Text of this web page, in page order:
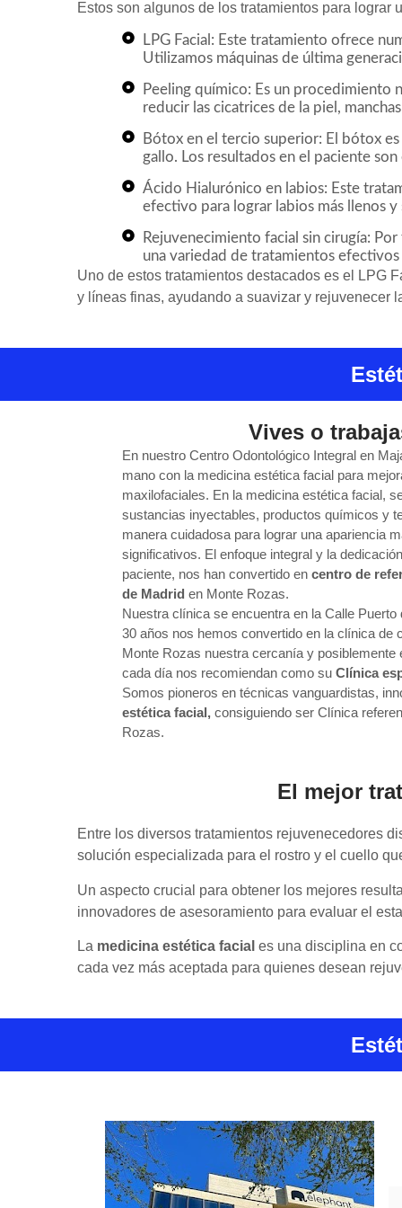
Estos son algunos de los tratamientos para lograr
LPG Facial: Este tratamiento ofrece
Utilizamos máquinas de última
Peeling químico: Es un procedimiento
reducir las cicatrices de la piel,
Bótox en el tercio superior: El bótox
gallo. Los resultados en el paciente
Ácido Hialurónico en labios: Este
efectivo para lograr labios más llenos y
Rejuvenecimiento facial sin cirugía:
una variedad de tratamientos
Uno de estos tratamientos destacados es el LPG
y líneas finas, ayudando a suavizar y rejuvenecer
Vives o
En nuestro Centro Odontológico Integral en
mano con la medicina estética facial para
maxilofaciales. En la medicina estética facial,
sustancias inyectables, productos químicos y
manera cuidadosa para lograr una apariencia
significativos. El enfoque integral y la
paciente, nos han convertido encentro de
de Madrid en Monte Rozas.
Nuestra clínica se encuentra en la Calle
30 años nos hemos convertido en la clínica de
Monte Rozas nuestra cercanía y
cada día nos recomiendan como suClínica
Somos pioneros en técnicas vanguardistas,
estética facial,consiguiendo ser Clínica
Rozas.
El mejor
Entre los diversos tratamientos rejuvenecedores
solución especializada para el rostro y el cuello
Un aspecto crucial para obtener los mejores
innovadores de asesoramiento para evaluar el
La medicina estética facial es una disciplina en
cada vez más aceptada para quienes desean